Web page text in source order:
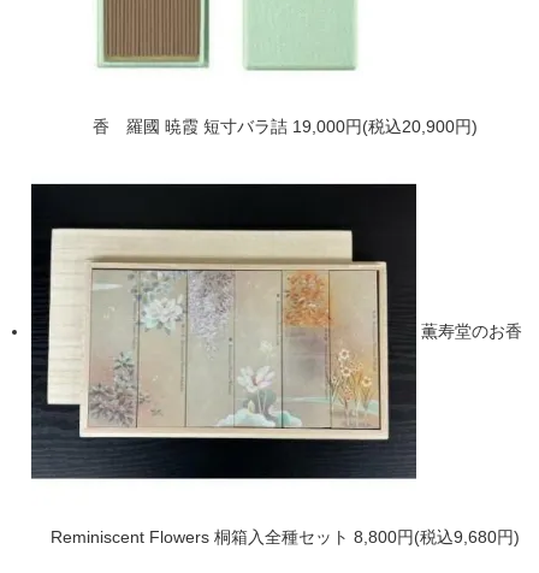
香 羅國 暁霞 短寸バラ詰 19,000円(税込20,900円)
薫寿堂のお香
Reminiscent Flowers 桐箱入全種セット 8,800円(税込9,680円)